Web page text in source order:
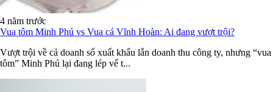
4 năm trước
Vua tôm Minh Phú vs Vua cá Vĩnh Hoàn: Ai đang vượt trội?
Vượt trội về cả doanh số xuất khẩu lẫn doanh thu công ty, nhưng “vua
tôm” Minh Phú lại đang lép vế t...